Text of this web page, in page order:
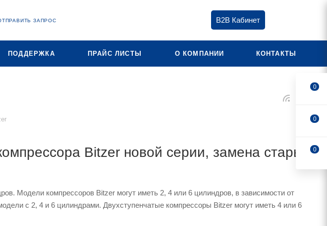
ЗАПРОС B2B Кабинет
ПОДДЕРЖКА ПРАЙС ЛИСТЫ О КОМПАНИИ КОНТАКТЫ
Bitzer новой серии, замена старых
Модели компрессоров Bitzer могут иметь 2, 4 или 6 цилиндров, в зависимости от
с 2, 4 и 6 цилиндрами. Двухступенчатые компрессоры Bitzer могут иметь 4 или 6
0
0
0